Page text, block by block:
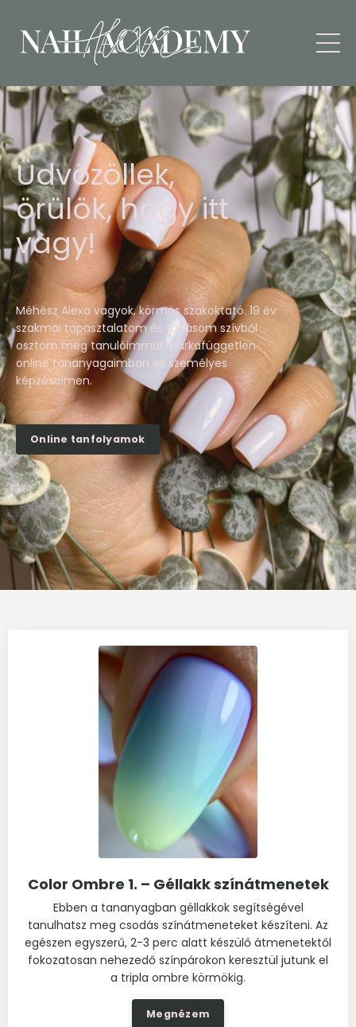
Üdvözöllek,
örülök, hogy itt
vagy!
Méhész Alexa vagyok, körmös szakoktató. 19 év
szakmai tapasztalatom és tudásom szívből
osztom meg tanulóimmal márkafüggetlen
online tananyagaimban és személyes
képzéseimen.
Online tanfolyamok
Color Ombre 1. – Géllakk színátmenetek
Ebben a tananyagban géllakkok segítségével
tanulhatsz meg csodás színátmeneteket készíteni. Az
egészen egyszerű, 2-3 perc alatt készülő átmenetektől
fokozatosan nehezedő színpárokon keresztül jutunk el
a tripla ombre körmökig.
Megnézem